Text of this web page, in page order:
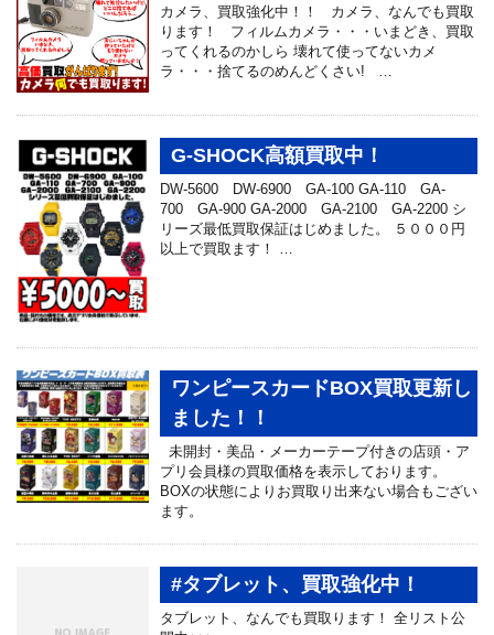
カメラ、買取強化中！！ カメラ、なんでも買取
ります！ フィルムカメラ・・・いまどき、買取
ってくれるのかしら 壊れて使ってないカメ
ラ・・・捨てるのめんどくさい! …
G-SHOCK高額買取中！
DW-5600 DW-6900 GA-100 GA-110 GA-
700 GA-900 GA-2000 GA-2100 GA-2200 シ
リーズ最低買取保証はじめました。 ５０００円
以上で買取ます！ …
ワンピースカードBOX買取更新し
ました！！
未開封・美品・メーカーテープ付きの店頭・ア
プリ会員様の買取価格を表示しております。
BOXの状態によりお買取り出来ない場合もござい
ます。
#タブレット、買取強化中！
タブレット、なんでも買取ります！ 全リスト公